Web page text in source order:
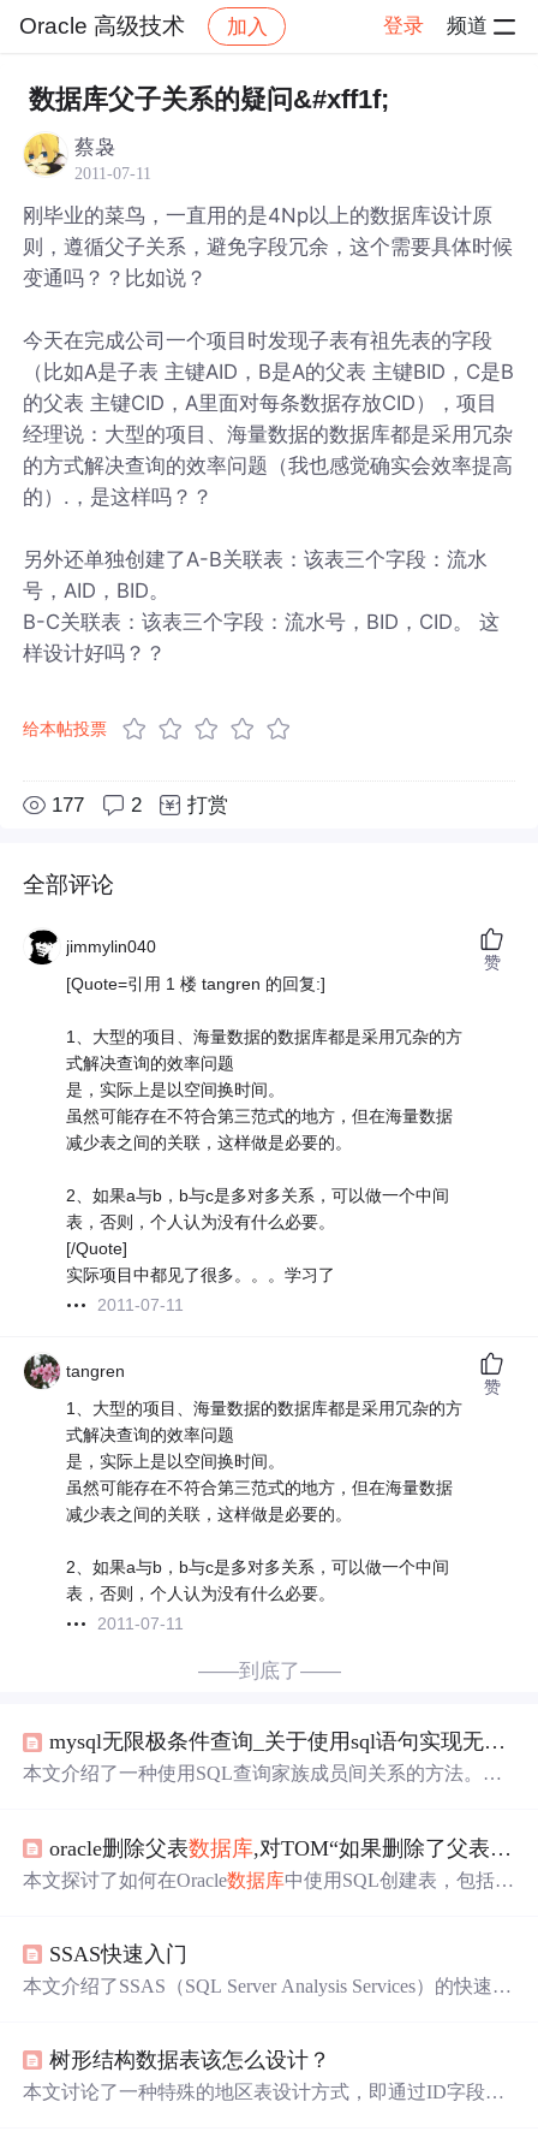
Oracle 高级技术 加入 登录 频道
社区 Oracle 高级技术 帖子详情
数据库父子关系的疑问&#xff1f;
蔡袅
2011-07-11
刚毕业的菜鸟，一直用的是4Np以上的数据库设计原
则，遵循父子关系，避免字段冗余，这个需要具体时候
变通吗？？比如说？
今天在完成公司一个项目时发现子表有祖先表的字段
（比如A是子表 主键AID，B是A的父表 主键BID，C是B
的父表 主键CID，A里面对每条数据存放CID），项目
经理说：大型的项目、海量数据的数据库都是采用冗杂
的方式解决查询的效率问题（我也感觉确实会效率提高
的）.，是这样吗？？
另外还单独创建了A-B关联表：该表三个字段：流水
号，AID，BID。
B-C关联表：该表三个字段：流水号，BID，CID。 这
样设计好吗？？
给本帖投票
177 2 打赏
全部评论
jimmylin040
[Quote=引用 1 楼 tangren 的回复:]
1、大型的项目、海量数据的数据库都是采用冗杂的方
式解决查询的效率问题
是，实际上是以空间换时间。
虽然可能存在不符合第三范式的地方，但在海量数据
减少表之间的关联，这样做是必要的。
2、如果a与b，b与c是多对多关系，可以做一个中间
表，否则，个人认为没有什么必要。
[/Quote]
实际项目中都见了很多。。。学习了
2011-07-11
赞
tangren
1、大型的项目、海量数据的数据库都是采用冗杂的方
式解决查询的效率问题
是，实际上是以空间换时间。
虽然可能存在不符合第三范式的地方，但在海量数据
减少表之间的关联，这样做是必要的。
2、如果a与b，b与c是多对多关系，可以做一个中间
表，否则，个人认为没有什么必要。
2011-07-11
赞
——到底了——
mysql无限极条件查询_关于使用sql语句实现无限极分类查询的
本文介绍了一种使用SQL查询家族成员间关系的方法。通
展示了如何从指定成员开始查询其父辈乃至更上层的祖
先。
oracle删除父表数据库,对TOM“如果删除了父表中的一行，整个子表也会被锁住”的
本文探讨了如何在Oracle数据库中使用SQL创建表，包括外
决表级联删除失败及锁定表的
SSAS快速入门
本文介绍了SSAS（SQL Server Analysis Services）的快速入
和参数表。Cube存储分析数据，如用户数和订单总额，维
度包括时间和地区。层次（Hierarchy）允许钻取操作，星
树形结构数据表该怎么设计？
本文讨论了一种特殊的地区表设计方式，即通过ID字段的